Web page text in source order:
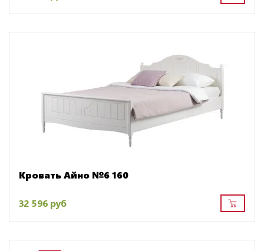
Кровать Айно №6 160
32 596 руб